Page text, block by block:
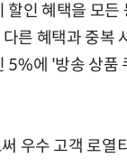
할인 혜택을 모든
른 혜택과 중복
5%에 '방송 상품
우수 고객 로열